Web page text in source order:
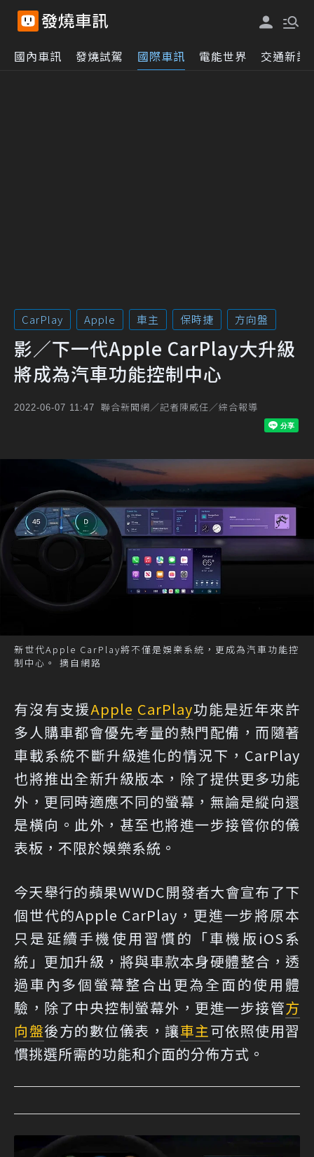
國內車訊 發燒試駕 國際車訊 電能世界 交通新訊
CarPlay Apple 車主 保時捷 方向盤
影／下一代Apple CarPlay大升級
將成為汽車功能控制中心
2022-06-07 11:47 聯合新聞網／記者陳威任／綜合報導
新世代Apple CarPlay將不僅是娛樂系統，更成為汽車功能控
制中心。 摘自網路
有沒有支援Apple CarPlay功能是近年來許
多人購車都會優先考量的熱門配備，而隨著
車載系統不斷升級進化的情況下，CarPlay
也將推出全新升級版本，除了提供更多功能
外，更同時適應不同的螢幕，無論是縱向還
是橫向。此外，甚至也將進一步接管你的儀
表板，不限於娛樂系統。
今天舉行的蘋果WWDC開發者大會宣布了下
個世代的Apple CarPlay，更進一步將原本
只是延續手機使用習慣的「車機版iOS系
統」更加升級，將與車款本身硬體整合，透
過車內多個螢幕整合出更為全面的使用體
驗，除了中央控制螢幕外，更進一步接管方
向盤後方的數位儀表，讓車主可依照使用習
慣挑選所需的功能和介面的分佈方式。